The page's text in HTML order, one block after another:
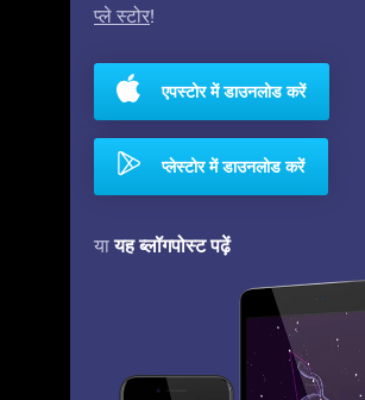
प्ले स्टोर!
एपस्टोर में डाउनलोड करें
प्लेस्टोर में डाउनलोड करें
यायह ब्लॉगपोस्ट पढ़ें